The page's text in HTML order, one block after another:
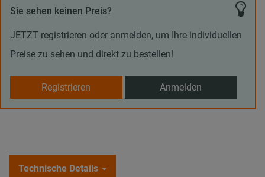
Sie sehen keinen Preis?
JETZT registrieren oder anmelden, um Ihre individuellen
Preise zu sehen und direkt zu bestellen!
Registrieren Anmelden
Technische Details